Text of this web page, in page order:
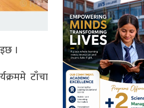
।
टाँचा